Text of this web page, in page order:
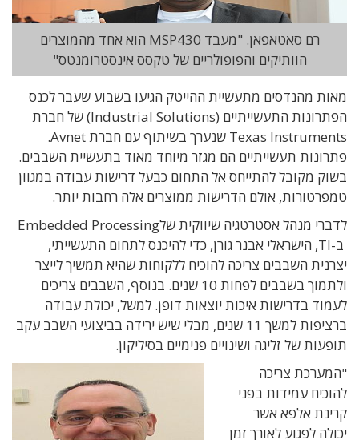
רם סאטאפאן. "מעבד MSP430 הוא אחד מהמוצרים
הוותיקים והפופולריים של טקסס אינסטרומנטס"
מאות מהנדסים מתעשיית ההייטק הגיעו בשבוע שעבר לכנס
הפתרונות התעשייתיים (Industrial Solutions) של חברת
Texas Instruments שנערך בשיתוף עם חברת Avnet.
פתרונות תעשייתיים הם מגזר מיוחד מאוד בתעשיית השבבים.
בשוק מקובל להתייחס אל התחום כבעל דרישות עבודה במגוון
טמפרטורות, אולם הדרישות ממוצרים אלה רחבות יותר.
לדברי מנהל אסטרטגיה שיווקית שלEmbedded Processing
ב-TI, הישראלי אבנר גורן, כדי להיכנס לתחום התעשייתי,
יצרנית השבבים צריכה להוכיח ללקוחות שהיא תמשיך לייצר
ולתמוך בשבבים לפחות 10 שנים. בנוסף, השבבים צריכים
לעמוד בדרישות איכות יוצאות דופן. למשל, יכולת עבודה
ברציפות למשך 11 שנים, מבלי שיש ירידה בביצועי השבב עקב
תופעות של זליגה ושינויים פנימיים בסיליקון.
"המערכת צריכה
להוכיח עמידות בפני
קרינת אלפא אשר
יכולה לפגוע לאורך זמן